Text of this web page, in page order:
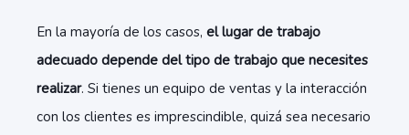
En la mayoría de los casos, el lugar de trabajo
adecuado depende del tipo de trabajo que necesites
realizar. Si tienes un equipo de ventas y la interacción
con los clientes es imprescindible, quizá sea necesario